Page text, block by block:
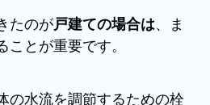
たのが戸建ての場合は、ま
とが重要です。
の水流を調節するための栓